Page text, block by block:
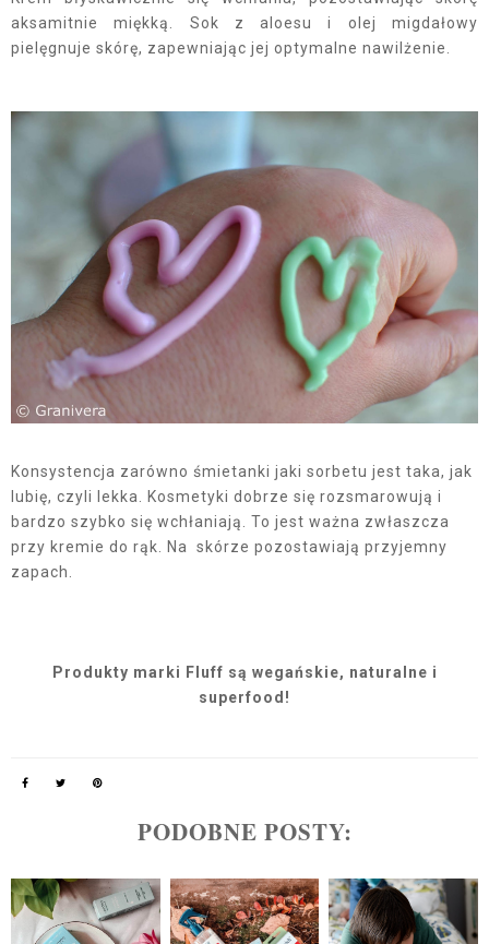
aksamitnie miękką. Sok z aloesu i olej migdałowy
pielęgnuje skórę, zapewniając jej optymalne nawilżenie.
Konsystencja zarówno śmietanki jaki sorbetu jest taka, jak
lubię, czyli lekka. Kosmetyki dobrze się rozsmarowują i
bardzo szybko się wchłaniają. To jest ważna zwłaszcza
przy kremie do rąk. Na skórze pozostawiają przyjemny
zapach.
Produkty marki Fluff są wegańskie, naturalne i
superfood!
PODOBNE POSTY: